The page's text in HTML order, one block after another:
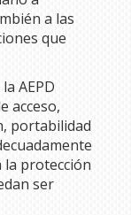
a las
que
AEPD
acceso,
portabilidad
la protección
ser